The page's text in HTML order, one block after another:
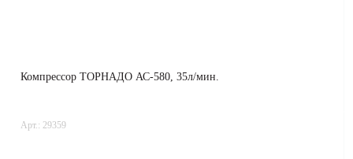
Компрессор ТОРНАДО АС-580, 35л/мин.
Арт.: 29359